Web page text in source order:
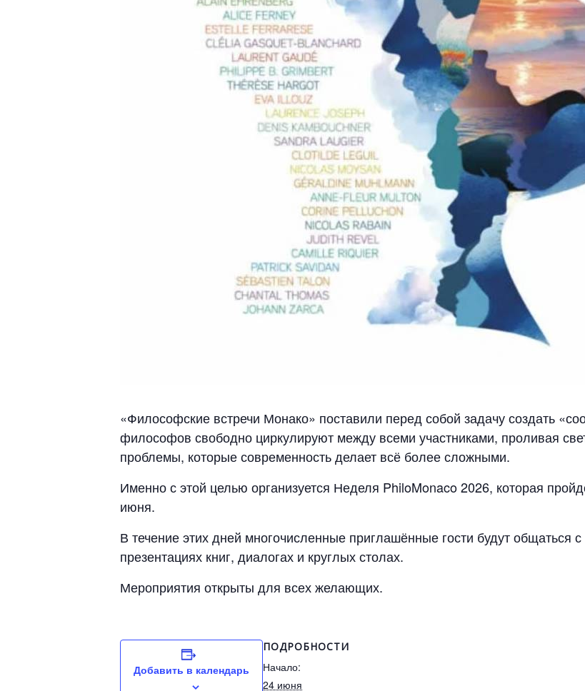
«Философские встречи Монако» поставили перед собой задачу создать
философов свободно циркулируют между всеми участниками, проливая
проблемы, которые современность делает всё более сложными.
Именно с этой целью организуется Неделя PhiloMonaco 2026, которая
июня.
В течение этих дней многочисленные приглашённые гости будут общаться
презентациях книг, диалогах и круглых столах.
Мероприятия открыты для всех желающих.
Добавить в календарь
ПОДРОБНОСТИ
Начало:
24 июня